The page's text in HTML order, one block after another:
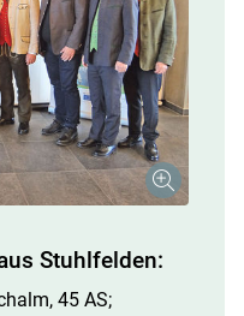
Stuhlfelden:
45 AS;